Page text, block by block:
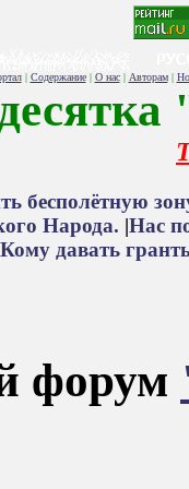
| Содержание| О нас| Авторам|
бесполётную
Народа. |Нас
Кому давать
форум